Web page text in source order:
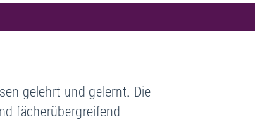
gelehrt und gelernt. Die
fächerübergreifend